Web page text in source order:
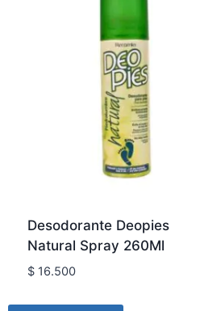
Desodorante Deopies
Natural Spray 260Ml
$ 16.500